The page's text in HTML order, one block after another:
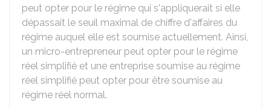
peut opter pour le régime qui s'appliquerait si elle
dépassait le seuil maximal de chiffre d'affaires du
régime auquel elle est soumise actuellement. Ainsi,
un micro-entrepreneur peut opter pour le régime
réel simplifié et une entreprise soumise au régime
réel simplifié peut opter pour être soumise au
régime réel normal.